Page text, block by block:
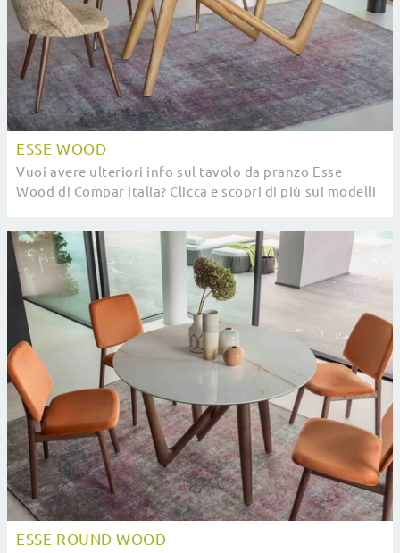
ESSE WOOD
Vuoi avere ulteriori info sul tavolo da pranzo Esse
Wood di Compar Italia? Clicca e scopri di più sui modelli
ESSE ROUND WOOD